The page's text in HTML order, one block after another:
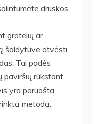
druskos
grotelių ar
šaldytuve atvėsti
Tai padės
paviršių rūkstant.
yra paruošta
metodą.